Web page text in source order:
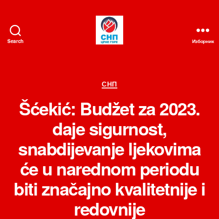
Search Изборник
Категорије
СНП
Šćekić: Budžet za 2023.
daje sigurnost,
snabdijevanje ljekovima
će u narednom periodu
biti značajno kvalitetnije i
redovnije